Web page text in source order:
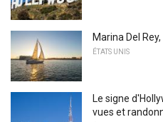
Marina Del
ÉTATS UNIS
Le signe
vues et